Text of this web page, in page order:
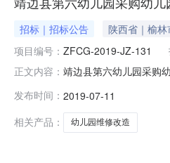
招标｜招标公告 陕西省｜榆
项目编号： ZFCG-2019-JZ-131
正文内容： 靖边县第六幼儿园采购
名称：靖边县第六幼儿
13992204911
发布时间： 2019-07-11
相关产品：
幼儿园维修改造